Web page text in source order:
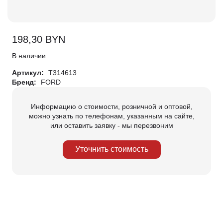
198,30 BYN
В наличии
Артикул:
T314613
Бренд:
FORD
Информацию о стоимости, розничной и оптовой,
можно узнать по телефонам, указанным на сайте,
или оставить заявку - мы перезвоним
Уточнить стоимость